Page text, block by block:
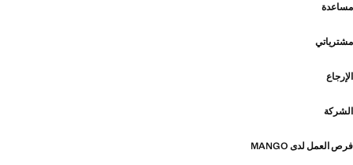
مساعدة
مشترياتي
الإرجاع
الشركة
فرص العمل لدى MANGO